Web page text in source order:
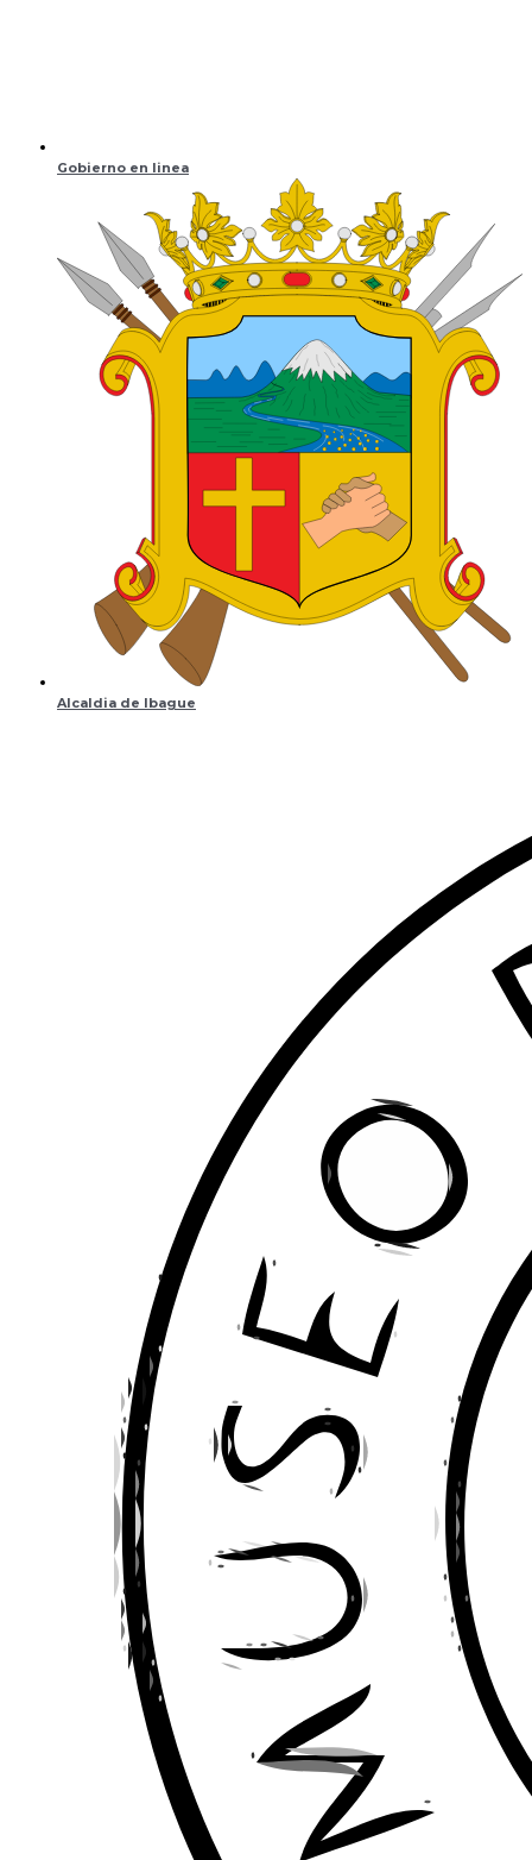
Gobierno en linea
Alcaldia de Ibague